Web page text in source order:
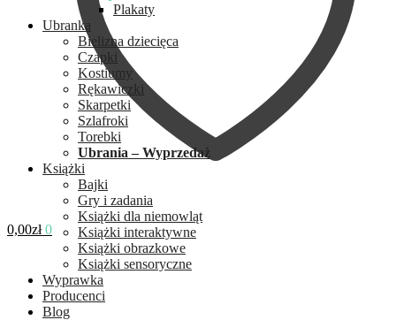
0,00zł 0
Plakaty
Ubranka
Bielizna dziecięca
Czapki
Kostiumy
Rękawiczki
Skarpetki
Szlafroki
Torebki
Ubrania – Wyprzedaż
Książki
Bajki
Gry i zadania
Książki dla niemowląt
Książki interaktywne
Książki obrazkowe
Książki sensoryczne
Wyprawka
Producenci
Blog